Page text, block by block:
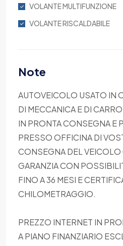
VOLANTE MULTIFUNZIONE
VOLANTE RISCALDABILE
Note
AUTOVEICOLO USATO IN
DI MECCANICA E DI
IN PRONTA CONSEGNA E
PRESSO OFFICINA DI
CONSEGNA DEL VEICOLO
GARANZIA CON
FINO A 36 MESI E
CHILOMETRAGGIO.
PREZZO INTERNET IN
A PIANO FINANZIARIO